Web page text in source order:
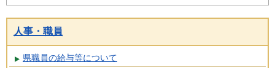
人事・職員
県職員の給与等について